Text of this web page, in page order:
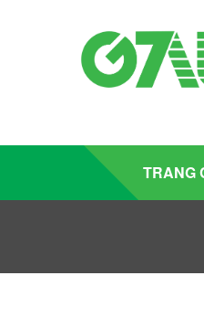
TRANG